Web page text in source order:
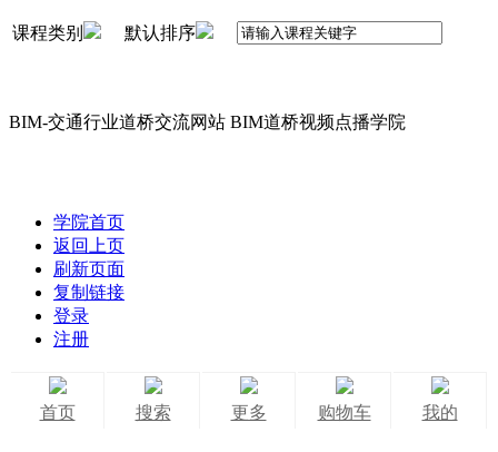
课程类别 默认排序
BIM-交通行业道桥交流网站 BIM道桥视频点播学院
学院首页
返回上页
刷新页面
复制链接
登录
注册
首页 搜索 更多 购物车 我的